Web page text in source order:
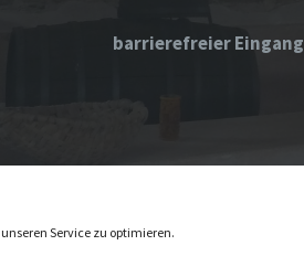
Service zu optimieren.
barrierefreier Eingang